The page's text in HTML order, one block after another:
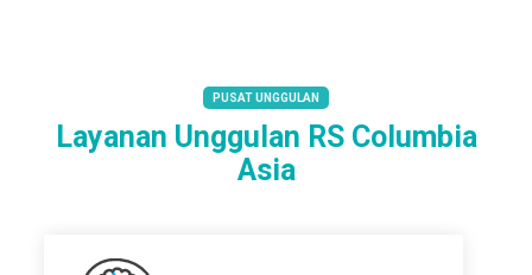
PUSAT UNGGULAN
Layanan Unggulan RS Columbia
Asia